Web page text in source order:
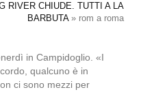
RIVER CHIUDE. TUTTI A LA
BARBUTA» rom a roma
in Campidoglio. «I
qualcuno è in
ci sono mezzi per